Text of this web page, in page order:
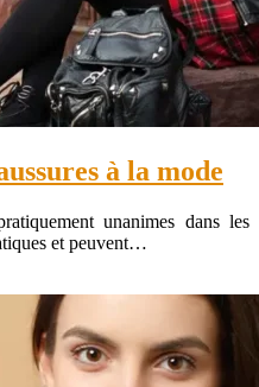
à la mode
unanimes dans les
et peuvent…